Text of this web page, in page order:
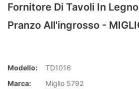
Fornitore Di Tavoli In
Pranzo All'ingrosso -
Modello:
TD1016
Marca:
Miglio 5792